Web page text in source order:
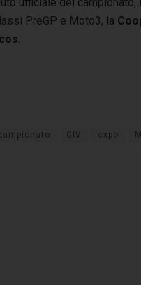
PreGP e Moto3, la
CIV expo